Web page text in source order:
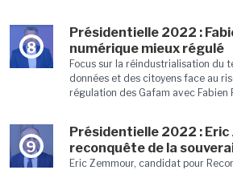
8
Présidentielle 2022 :
numérique mieux régulé
Focus sur la réindustrialisation du
données et des citoyens face au
régulation des Gafam avec Fabien
9
Présidentielle 2022 :
reconquête de la
Eric Zemmour, candidat pour